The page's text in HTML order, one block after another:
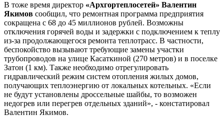
В тоже время директор «Архгортеплосетей» Валентин
Якимов сообщил, что ремонтная программа предприятия
сокращена с 68 до 45 миллионов рублей. Возможны
отключения горячей воды и задержки с подключением к теплу
из-за продолжающегося ремонта теплотрасс. В частности,
беспокойство вызывают требующие замены участки
трубопроводов на улице Касаткиной (270 метров) и в поселке
Затон (1 км). Также необходимо отрегулировать
гидравлический режим систем отопления жилых домов,
получающих теплоэнергию от локальных котельных. «Если
не будут установлены дроссельные шайбы, то возможен
недогрев или перегрев отдельных зданий», - констатировал
Валентин Якимов.